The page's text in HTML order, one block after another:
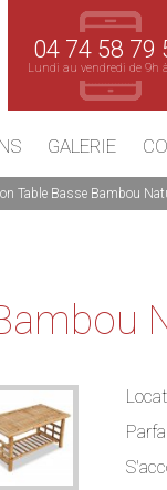
04 74 58 79
Lundi au vendredi de 9h
GALERIE
Table Basse Bambou